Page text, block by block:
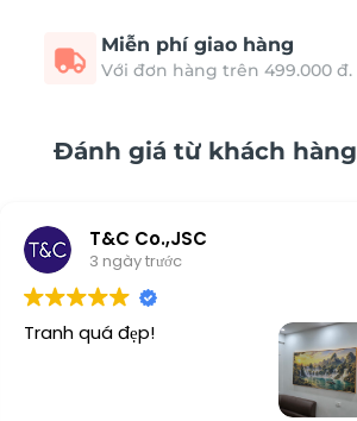
Miễn phí giao hàng
Với đơn hàng trên 499.000 đ.
Đánh giá từ khách hàng
T&C Co.,JSC
3 ngày trước
Tranh quá đẹp!